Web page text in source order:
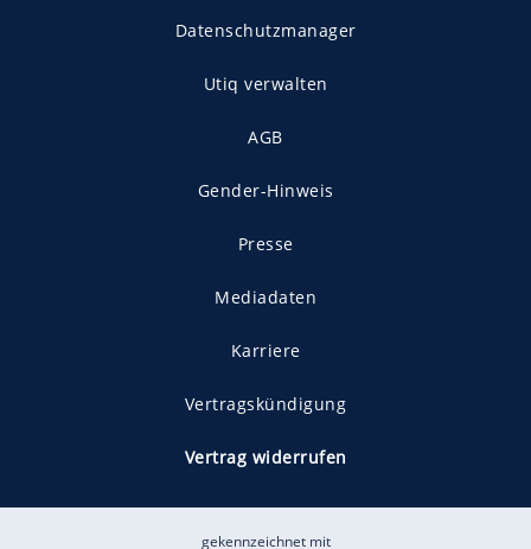
Datenschutzmanager
Utiq verwalten
AGB
Gender-Hinweis
Presse
Mediadaten
Karriere
Vertragskündigung
Vertrag widerrufen
gekennzeichnet mit